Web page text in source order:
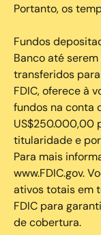
Portanto, os
Fundos
Banco até
transferidos
FDIC, oferece à
fundos na conta
US$250.000,00
titularidade e
Para mais
www.FDIC.gov.
ativos totais em
FDIC para
de cobertura.